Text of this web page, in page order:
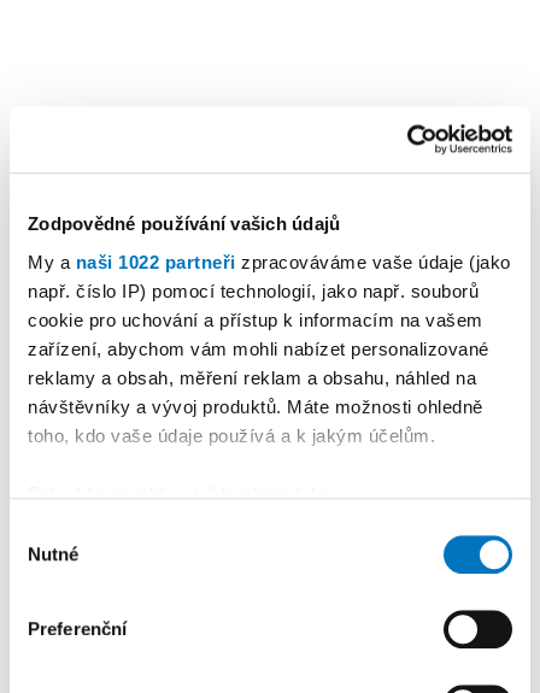
Zodpovědné používání vašich údajů
My a naši 1022 partneři zpracováváme vaše údaje (jako
např. číslo IP) pomocí technologií, jako např. souborů
cookie pro uchování a přístup k informacím na vašem
zařízení, abychom vám mohli nabízet personalizované
reklamy a obsah, měření reklam a obsahu, náhled na
návštěvníky a vývoj produktů. Máte možnosti ohledně
toho, kdo vaše údaje používá a k jakým účelům.
poloze, které mohou být přesné na několik metrů
skenování pro konkrétní charakteristiky (otisk prstu)
Zjistěte více o tom, jak zpracováváme vaše osobní
souhlasu
Nutné
Preferenční
KALENDÁŘ AKCÍ Další
PETRA KLEMENTOVÁ